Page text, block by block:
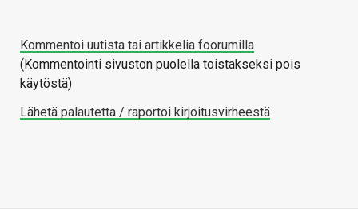
Kommentoi uutista tai artikkelia foorumilla
(Kommentointi sivuston puolella toistakseksi pois
käytöstä)
Lähetä palautetta / raportoi kirjoitusvirheestä